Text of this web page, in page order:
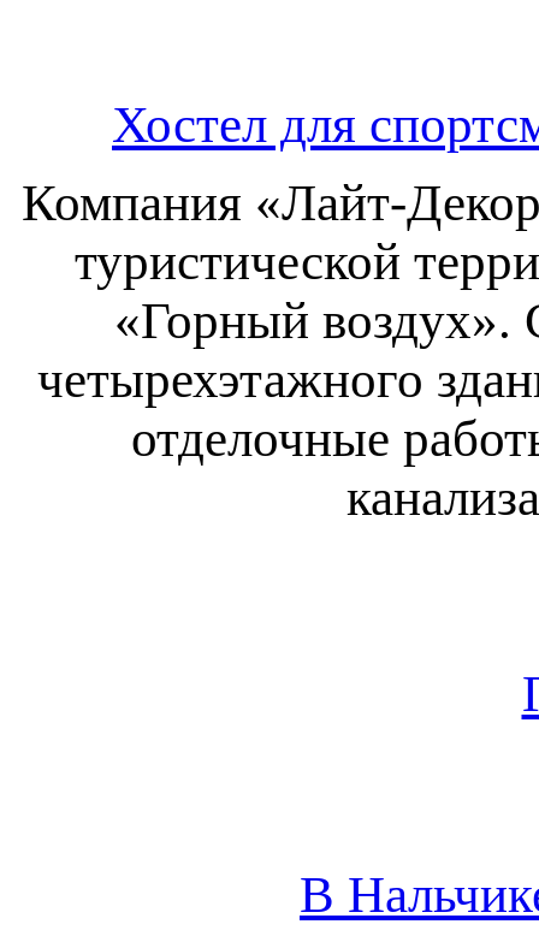
Хостел для
Компания «Лайт-
туристической
«Горный воздух».
четырехэтажного
отделочные
В